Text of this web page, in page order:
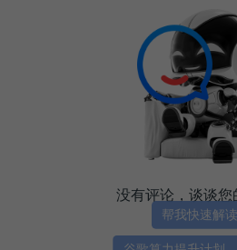
没有评论，谈谈
帮我快速解